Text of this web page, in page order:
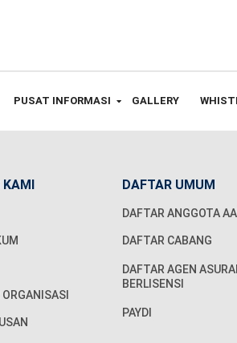
PUSAT INFORMASI GALLERY
KAMI DAFTAR UMUM
DAFTAR ANGGOTA
DAFTAR CABANG
DAFTAR AGEN
BERLISENSI
PAYDI